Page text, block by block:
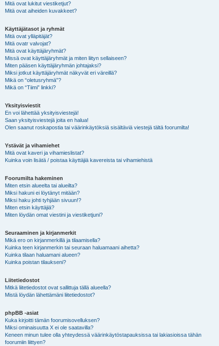
Mitä ovat lukitut viestiketjut?
Mitä ovat aiheiden kuvakkeet?
Käyttäjätasot ja ryhmät
Mitä ovat ylläpitäjät?
Mitä ovatr valvojat?
Mitä ovat käyttäjäryhmät?
Missä ovat käyttäjäryhmät ja miten liityn sellaiseen?
Miten pääsen käyttäjäryhmän johtajaksi?
Miksi jotkut käyttäjäryhmät näkyvät eri väreillä?
Mikä on “oletusryhmä”?
Mikä on “Tiimi” linkki?
Yksityisviestit
En voi lähettää yksityisviestejä!
Saan yksityisviestejä joita en halua!
Olen saanut roskapostia tai väärinkäytöksiä sisältäviä viestejä tältä foorumilta!
Ystävät ja vihamiehet
Mitä ovat kaveri ja vihamieslistat?
Kuinka voin lisätä / poistaa käyttäjiä kavereista tai vihamiehistä
Foorumilta hakeminen
Miten etsin alueelta tai alueilta?
Miksi hakuni ei löytänyt mitään?
Miksi haku johti tyhjään sivuun!?
Miten etsin käyttäjiä?
Miten löydän omat viestini ja viestiketjuni?
Seuraaminen ja kirjanmerkit
Mikä ero on kirjanmerkillä ja tilaamisella?
Kuinka teen kirjanmerkin tai seuraan haluamaani aihetta?
Kuinka tilaan haluamani alueen?
Kuinka poistan tilaukseni?
Liitetiedostot
Mitkä liitetiedostot ovat sallittuja tällä alueella?
Mistä löydän lähettämäni liitetiedostot?
phpBB -asiat
Kuka kirjoitti tämän foorumisovelluksen?
Miksi ominaisuutta X ei ole saatavilla?
Keneen minun tulee olla yhteydessä väärinkäytöstapauksissa tai lakiasioissa tähän
foorumiin liittyen?